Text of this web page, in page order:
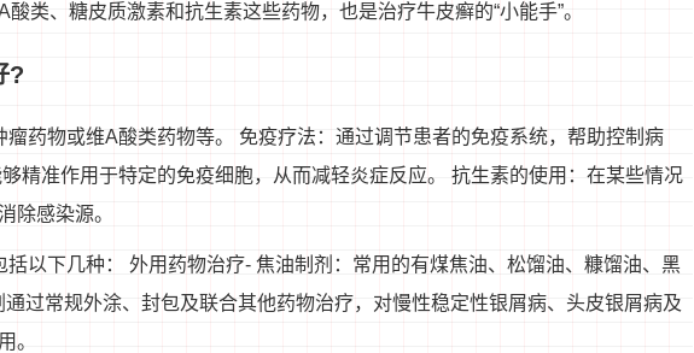
类、糖皮质激素和抗生素这些药物，也是治疗牛皮癣的“小能手”。
?
瘤药物或维A酸类药物等。 免疫疗法：通过调节患者的免疫系统，帮助控制病
精准作用于特定的免疫细胞，从而减轻炎症反应。 抗生素的使用：在某些情况
除感染源。
以下几种： 外用药物治疗- 焦油制剂：常用的有煤焦油、松馏油、糠馏油、黑
过常规外涂、封包及联合其他药物治疗，对慢性稳定性银屑病、头皮银屑病及
。